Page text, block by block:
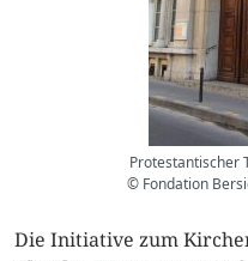
Protestantischer
© Fondation
Die Initiative zum